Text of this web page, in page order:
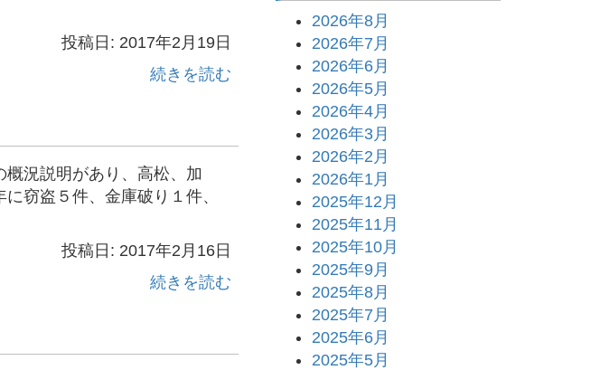
投稿日: 2017年2月19日
続きを読む
況説明があり、高松、加
窃盗５件、金庫破り１件、
投稿日: 2017年2月16日
続きを読む
2026年8月
2026年7月
2026年6月
2026年5月
2026年4月
2026年3月
2026年2月
2026年1月
2025年12月
2025年11月
2025年10月
2025年9月
2025年8月
2025年7月
2025年6月
2025年5月